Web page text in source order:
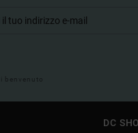
benvenuto
DC